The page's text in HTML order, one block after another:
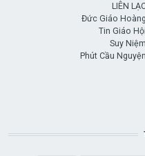
LIÊN
Đức Giáo Hoàng
Tin Giáo Hội
Suy Niệm
Phút Cầu Nguyện